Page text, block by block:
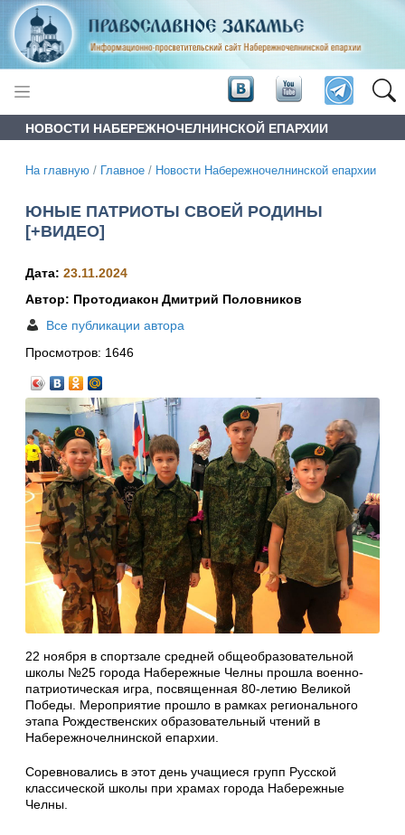
НОВОСТИ НАБЕРЕЖНОЧЕЛНИНСКОЙ ЕПАРХИИ
На главную / Главное / Новости Набережночелнинской епархии
ЮНЫЕ ПАТРИОТЫ СВОЕЙ РОДИНЫ
[+ВИДЕО]
Дата: 23.11.2024
Автор: Протодиакон Дмитрий Половников
Все публикации автора
Просмотров: 1646
22 ноября в спортзале средней общеобразовательной
школы №25 города Набережные Челны прошла военно-
патриотическая игра, посвященная 80-летию Великой
Победы. Мероприятие прошло в рамках регионального
этапа Рождественских образовательный чтений в
Набережночелнинской епархии.
Соревновались в этот день учащиеся групп Русской
классической школы при храмах города Набережные
Челны.